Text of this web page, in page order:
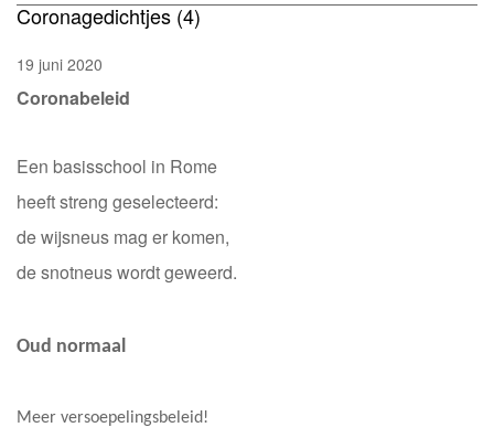
Coronagedichtjes (4)
19 juni 2020
Coronabeleid
Een basisschool in Rome
heeft streng geselecteerd:
de wijsneus mag er komen,
de snotneus wordt geweerd.
Oud normaal
Meer versoepelingsbeleid!